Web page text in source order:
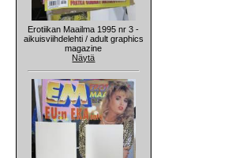
Erotiikan Maailma 1995 nr 3 -
aikuisviihdelehti / adult graphics
magazine
Näytä